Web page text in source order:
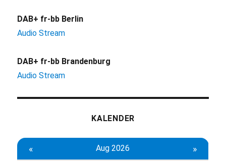
DAB+ fr-bb Berlin
Audio Stream
DAB+ fr-bb Brandenburg
Audio Stream
KALENDER
« Aug 2026 »